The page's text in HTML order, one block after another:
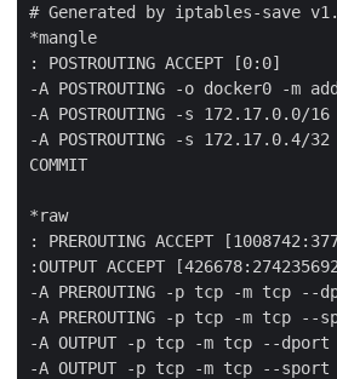
# Generated by iptables-save
*mangle
: POSTROUTING ACCEPT [0:0]
-A POSTROUTING -o docker0 -
-A POSTROUTING -s
-A POSTROUTING -s
COMMIT
*raw
: PREROUTING ACCEPT
:OUTPUT ACCEPT
-A PREROUTING -p tcp -m tcp
-A PREROUTING -p tcp -m tcp
-A OUTPUT -p tcp -m tcp --
-A OUTPUT -p tcp -m tcp --